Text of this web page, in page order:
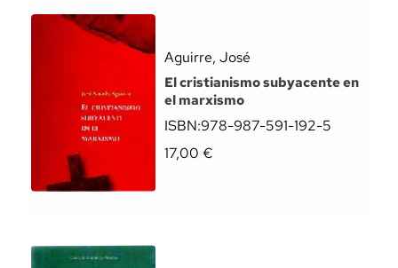
Aguirre, José
El cristianismo subyacente en
el marxismo
ISBN:978-987-591-192-5
17,00 €